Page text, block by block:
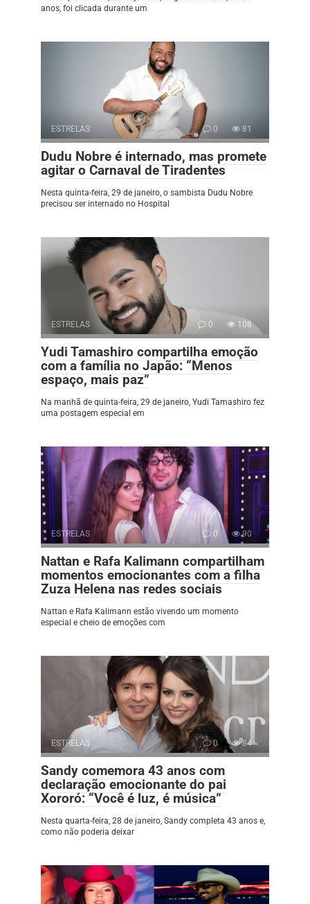
anos, foi clicada durante um
ESTRELAS 0 81
Dudu Nobre é internado, mas promete
agitar o Carnaval de Tiradentes
Nesta quinta-feira, 29 de janeiro, o sambista Dudu Nobre
precisou ser internado no Hospital
ESTRELAS 0 108
Yudi Tamashiro compartilha emoção
com a família no Japão: “Menos
espaço, mais paz”
Na manhã de quinta-feira, 29 de janeiro, Yudi Tamashiro fez
uma postagem especial em
ESTRELAS 0 90
Nattan e Rafa Kalimann compartilham
momentos emocionantes com a filha
Zuza Helena nas redes sociais
Nattan e Rafa Kalimann estão vivendo um momento
especial e cheio de emoções com
ESTRELAS 0 84
Sandy comemora 43 anos com
declaração emocionante do pai
Xororó: “Você é luz, é música”
Nesta quarta-feira, 28 de janeiro, Sandy completa 43 anos e,
como não poderia deixar